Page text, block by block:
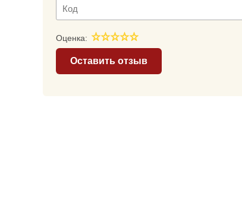
Оценка:
Оставить отзыв